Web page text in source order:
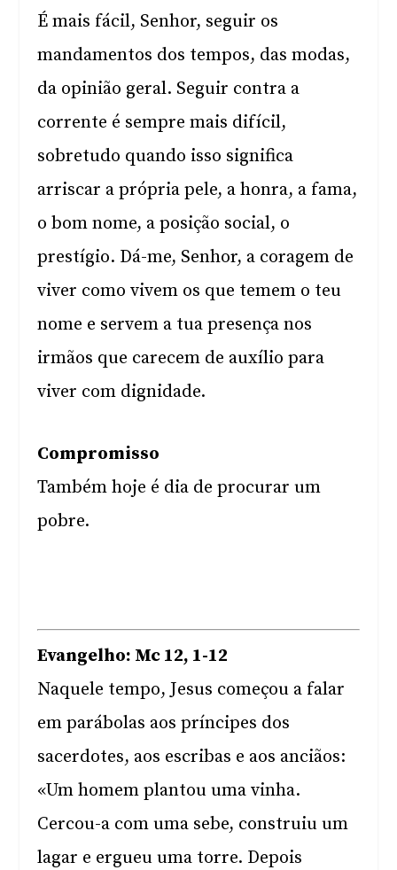
É mais fácil, Senhor, seguir os
mandamentos dos tempos, das modas,
da opinião geral. Seguir contra a
corrente é sempre mais difícil,
sobretudo quando isso significa
arriscar a própria pele, a honra, a fama,
o bom nome, a posição social, o
prestígio. Dá-me, Senhor, a coragem de
viver como vivem os que temem o teu
nome e servem a tua presença nos
irmãos que carecem de auxílio para
viver com dignidade.
Compromisso
Também hoje é dia de procurar um
pobre.
Evangelho: Mc 12, 1-12
Naquele tempo, Jesus começou a falar
em parábolas aos príncipes dos
sacerdotes, aos escribas e aos anciãos:
«Um homem plantou uma vinha.
Cercou-a com uma sebe, construiu um
lagar e ergueu uma torre. Depois